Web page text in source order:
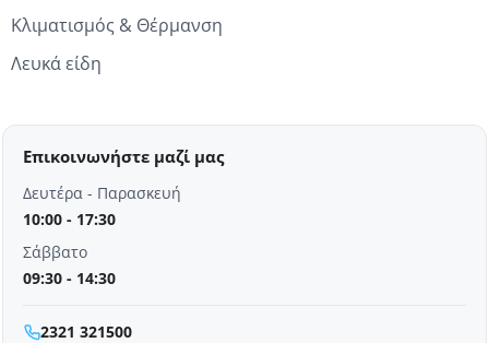
Κλιματισμός & Θέρμανση
Λευκά είδη
Επικοινωνήστε μαζί μας
Δευτέρα - Παρασκευή
10:00 - 17:30
Σάββατο
09:30 - 14:30
2321 321500